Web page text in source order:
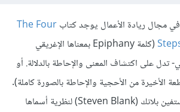
مجال ريادة الأعمال يوجد كتابThe Four
(كلمة Epiphany بمعناها الإغريقي
على اكتشاف المعنى والإحاطة بالدلالة. أو
الأخيرة من الأحجية والإحاطة بالصورة كاملة).
في هذا الكتاب أسس ستفين بلانك (Steven Blank) لنظرية أسماها